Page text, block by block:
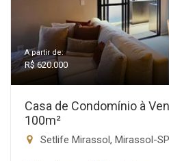
A partir de:
R$ 620.000
Casa de Condomínio à
100m²
Setlife Mirassol, Mirassol-SP